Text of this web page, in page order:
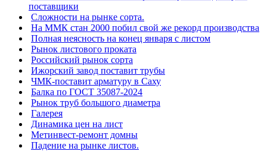
поставщики
Сложности на рынке сорта.
На ММК стан 2000 побил свой же рекорд производства
Полная неясность на конец января с листом
Рынок листового проката
Российский рынок сорта
Ижорский завод поставит трубы
ЧМК-поставит арматуру в Саху
Балка по ГОСТ 35087-2024
Рынок труб большого диаметра
Галерея
Динамика цен на лист
Метинвест-ремонт домны
Падение на рынке листов.